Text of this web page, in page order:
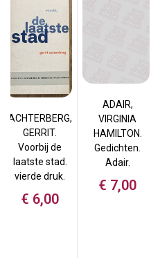
ACHTERBERG,
GERRIT.
Voorbij de
laatste stad.
vierde druk.
€ 6,00
ADAIR,
VIRGINIA
HAMILTON.
Gedichten.
Adair.
€ 7,00